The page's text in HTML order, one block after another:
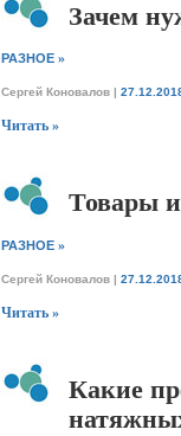
Зачем
РАЗНОЕ»
Сергей Коновалов|
Читать »
Товары
РАЗНОЕ»
Сергей Коновалов|
Читать »
Какие